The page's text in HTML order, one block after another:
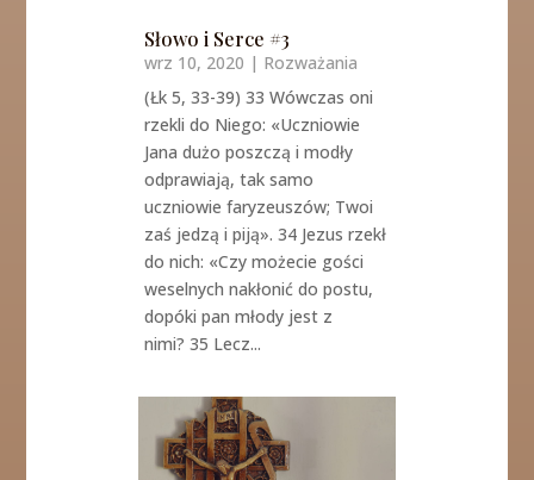
Słowo i Serce #3
wrz 10, 2020 | Rozważania
(Łk 5, 33-39) 33 Wówczas oni
rzekli do Niego: «Uczniowie
Jana dużo poszczą i modły
odprawiają, tak samo
uczniowie faryzeuszów; Twoi
zaś jedzą i piją». 34 Jezus rzekł
do nich: «Czy możecie gości
weselnych nakłonić do postu,
dopóki pan młody jest z
nimi? 35 Lecz...